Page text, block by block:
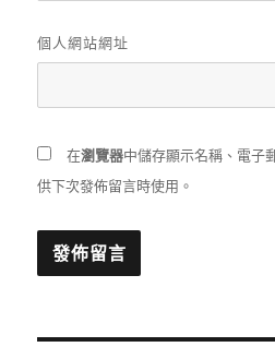
個人網站網址
在瀏覽器中儲存顯示名稱、電子
供下次發佈留言時使用。